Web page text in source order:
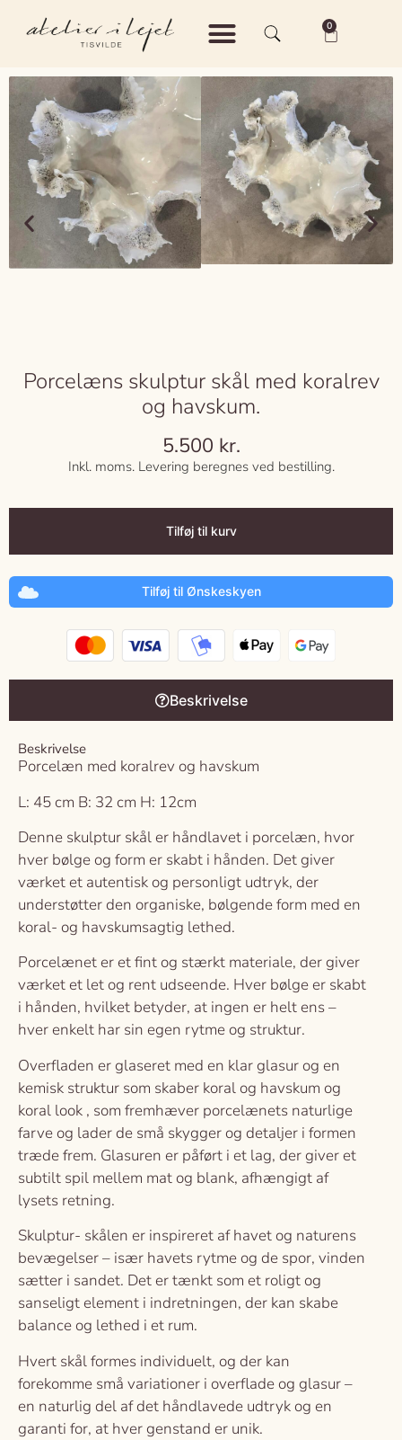
0
Porcelæns skulptur skål med koralrev
og havskum.
5.500 kr.
Inkl. moms. Levering beregnes ved bestilling.
Tilføj til kurv
Tilføj til Ønskeskyen
Beskrivelse
Beskrivelse
Porcelæn med koralrev og havskum
L: 45 cm B: 32 cm H: 12cm
Denne skulptur skål er håndlavet i porcelæn, hvor
hver bølge og form er skabt i hånden. Det giver
værket et autentisk og personligt udtryk, der
understøtter den organiske, bølgende form med en
koral- og havskumsagtig lethed.
Porcelænet er et fint og stærkt materiale, der giver
værket et let og rent udseende. Hver bølge er skabt
i hånden, hvilket betyder, at ingen er helt ens –
hver enkelt har sin egen rytme og struktur.
Overfladen er glaseret med en klar glasur og en
kemisk struktur som skaber koral og havskum og
koral look , som fremhæver porcelænets naturlige
farve og lader de små skygger og detaljer i formen
træde frem. Glasuren er påført i et lag, der giver et
subtilt spil mellem mat og blank, afhængigt af
lysets retning.
Skulptur- skålen er inspireret af havet og naturens
bevægelser – især havets rytme og de spor, vinden
sætter i sandet. Det er tænkt som et roligt og
sanseligt element i indretningen, der kan skabe
balance og lethed i et rum.
Hvert skål formes individuelt, og der kan
forekomme små variationer i overflade og glasur –
en naturlig del af det håndlavede udtryk og en
garanti for, at hver genstand er unik.